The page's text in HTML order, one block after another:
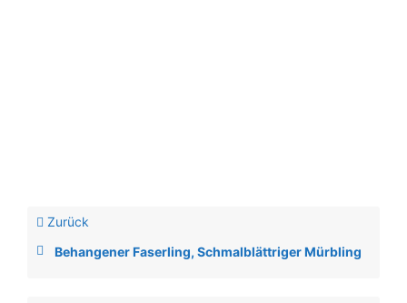
Zurück
Behangener Faserling, Schmalblättriger Mürbling